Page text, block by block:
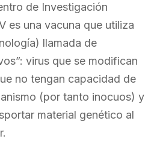
de Investigación
es una vacuna que utiliza
llamada de
virus que se modifican
no tengan capacidad de
(por tanto inocuos) y
material genético al